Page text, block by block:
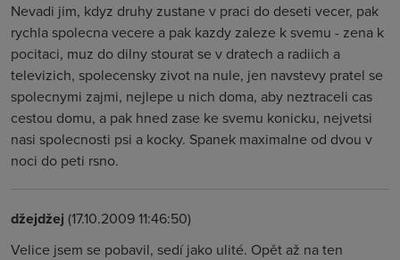
Nevadi jim, kdyz druhy zustane v praci do deseti vecer, pak
rychla spolecna vecere a pak kazdy zaleze k svemu - zena k
pocitaci, muz do dilny stourat se v dratech a radiich a
televizich, spolecensky zivot na nule, jen navstevy pratel se
spolecnymi zajmi, nejlepe u nich doma, aby neztraceli cas
cestou domu, a pak hned zase ke svemu konicku, nejvetsi
nasi spolecnosti psi a kocky. Spanek maximalne od dvou v
noci do peti rsno.
džejdžej (17.10.2009 11:46:50)
Velice jsem se pobavil, sedí jako ulité. Opět až na ten